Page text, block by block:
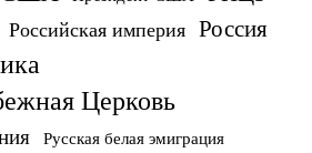
Российская империя Россия
Церковь
Русская белая эмиграция